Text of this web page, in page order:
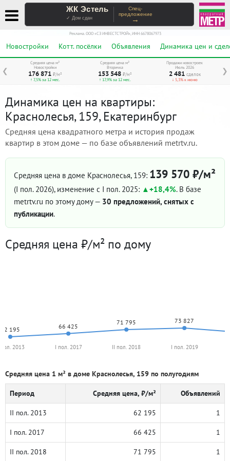
ЖК Эстель
✓ Дом сдан
Спец-
предложение
→
Реклама. ООО «СЗ ИНВЕСТСТРОЙ», ИНН 6678067973
Новостройки Котт. посёлки Объявления Динамика цен и
❮ ❯
Средняя цена м²
Новостройки
176 871 ₽/м²
↑ 7,5% за 12 мес.
Средняя цена м²
Вторичка
153 548 ₽/м²
↑ 17,9% за 12 мес.
Продажи новостроек
Июль 2026
2 481 сделок
↓ 5,3% к июню
Динамика цен на квартиры:
Краснолесья, 159, Екатеринбург
Средняя цена квадратного метра и история продаж
квартир в этом доме — по базе объявлений metrtv.ru.
Средняя цена в доме Краснолесья, 159: 139 570 ₽/м²
(I пол. 2026), изменение с I пол. 2025: +18,4%. В базе
metrtv.ru по этому дому — 30 предложений, снятых с
публикации.
Средняя цена ₽/м² по дому
62 195 66 425
71 795 73 827
2013 I пол. 2017 II пол. 2018 I пол. 2019
Средняя цена 1 м² в доме Краснолесья, 159 по полугодиям
Период Средняя цена, ₽/м² Объявлений
II пол. 2013 62 195 1
I пол. 2017 66 425 1
II пол. 2018 71 795 1